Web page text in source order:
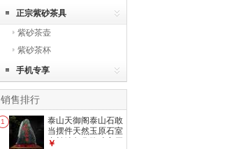
正宗紫砂茶具
紫砂茶壶
紫砂茶杯
手机专享
销售排行
1
泰山天御阁泰山石敢
当摆件天然玉原石室
内补缺角化路冲客厅
￥